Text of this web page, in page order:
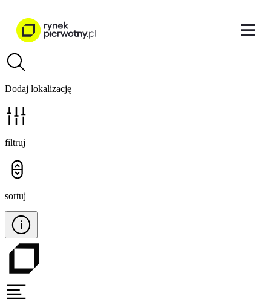
Dodaj lokalizację
filtruj
sortuj